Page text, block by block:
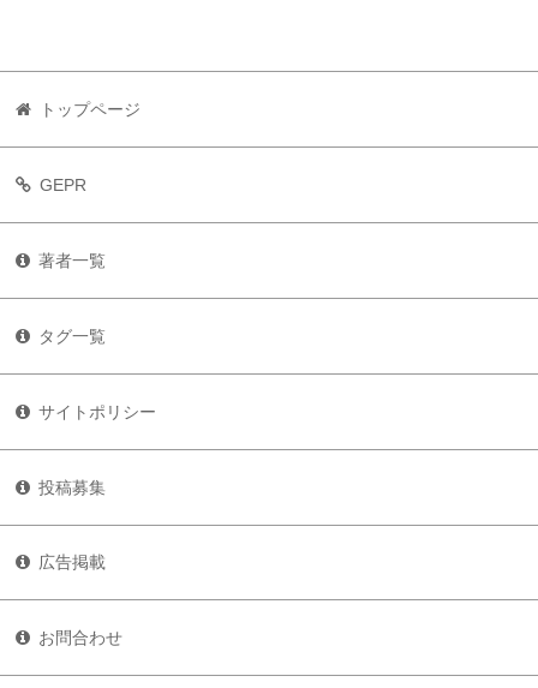
トップページ
GEPR
著者一覧
タグ一覧
サイトポリシー
投稿募集
広告掲載
お問合わせ